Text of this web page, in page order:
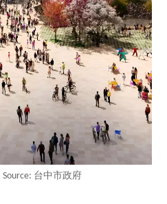
台中市政府